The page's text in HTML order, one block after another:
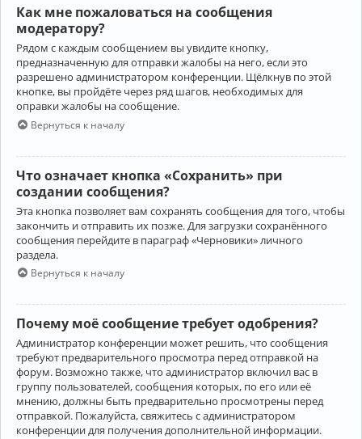
Как мне пожаловаться на сообщения
модератору?
Рядом с каждым сообщением вы увидите кнопку,
предназначенную для отправки жалобы на него, если это
разрешено администратором конференции. Щёлкнув по этой
кнопке, вы пройдёте через ряд шагов, необходимых для
оправки жалобы на сообщение.
Вернуться к началу
Что означает кнопка «Сохранить» при
создании сообщения?
Эта кнопка позволяет вам сохранять сообщения для того, чтобы
закончить и отправить их позже. Для загрузки сохранённого
сообщения перейдите в параграф «Черновики» личного
раздела.
Вернуться к началу
Почему моё сообщение требует одобрения?
Администратор конференции может решить, что сообщения
требуют предварительного просмотра перед отправкой на
форум. Возможно также, что администратор включил вас в
группу пользователей, сообщения которых, по его или её
мнению, должны быть предварительно просмотрены перед
отправкой. Пожалуйста, свяжитесь с администратором
конференции для получения дополнительной информации.